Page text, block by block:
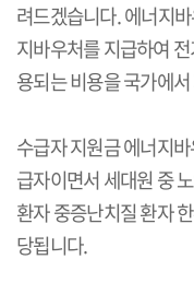
려드겠습니다. 에너지
지바우처를 지급하여
용되는 비용을 국가에
수급자 지원금 에너지
급자이면서 세대원 중
환자 중증난치질 환자
당됩니다.